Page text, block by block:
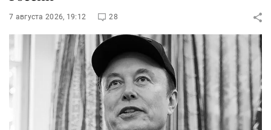
7 августа 2026, 19:12 28